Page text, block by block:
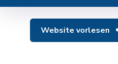
Website vorlesen